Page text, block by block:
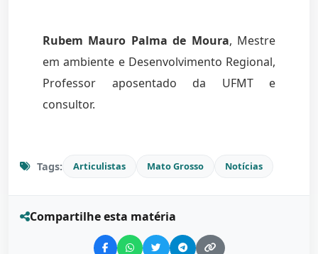
Rubem Mauro Palma de Moura, Mestre
em ambiente e Desenvolvimento Regional,
Professor aposentado da UFMT e
consultor.
Tags: Articulistas Mato Grosso Notícias
Compartilhe esta matéria